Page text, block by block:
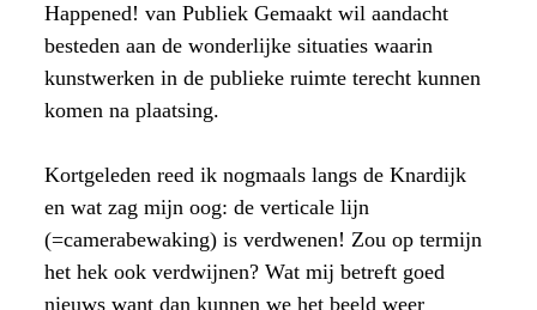
Happened! van Publiek Gemaakt wil aandacht
besteden aan de wonderlijke situaties waarin
kunstwerken in de publieke ruimte terecht kunnen
komen na plaatsing.
Kortgeleden reed ik nogmaals langs de Knardijk
en wat zag mijn oog: de verticale lijn
(=camerabewaking) is verdwenen! Zou op termijn
het hek ook verdwijnen? Wat mij betreft goed
nieuws want dan kunnen we het beeld weer